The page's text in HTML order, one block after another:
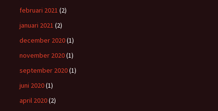
februari 2021 (2)
januari 2021 (2)
december 2020(1)
november 2020(1)
september 2020(1)
juni 2020(1)
april 2020(2)